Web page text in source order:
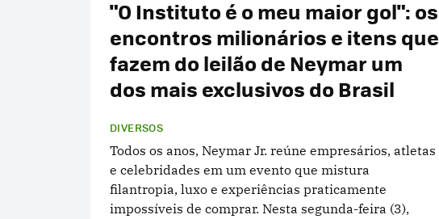
"O Instituto é o meu maior gol": os
encontros milionários e itens que
fazem do leilão de Neymar um
dos mais exclusivos do Brasil
DIVERSOS
Todos os anos, Neymar Jr. reúne empresários, atletas
e celebridades em um evento que mistura
filantropia, luxo e experiências praticamente
impossíveis de comprar. Nesta segunda-feira (3),